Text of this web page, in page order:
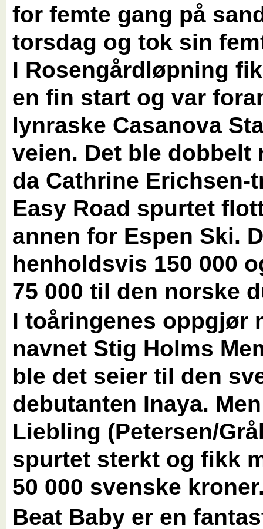
for femte gang på
torsdag og tok sin
I Rosengårdløpning
en fin start og var
lynraske Casanova
veien. Det ble dobbelt
da Cathrine Erichsen-
Easy Road spurtet
annen for Espen Ski.
henholdsvis 150 000
75 000 til den norske
I toåringenes oppgjør
navnet Stig Holms
ble det seier til den
debutanten Inaya. Men
Liebling (Petersen/
spurtet sterkt og fikk
50 000 svenske
Beat Baby er en